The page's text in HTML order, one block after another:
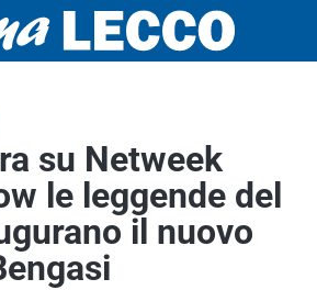
su Netweek
le leggende del
il nuovo